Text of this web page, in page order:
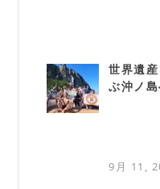
世界遺
ぶ沖ノ島
9月 11,